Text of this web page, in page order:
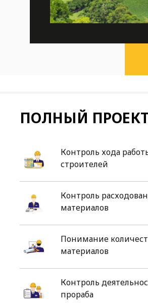
ПОЛНЫЙ
Контроль хода
строителей
Контроль
материалов
Понимание
материалов
Контроль
прораба